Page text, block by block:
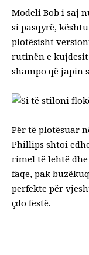
Modeli Bob i saj
si pasqyrë,
plotësisht
rutinën e
shampo që japin
Për të plotësuar
Phillips shtoi
rimel të lehtë
faqe, pak
perfekte për
çdo festë.